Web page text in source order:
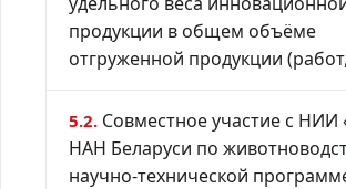
продукции в общем объёме
отгруженной продукции (работ,
5.2. Совместное участие с НИИ
НАН Беларуси по
научно-технической